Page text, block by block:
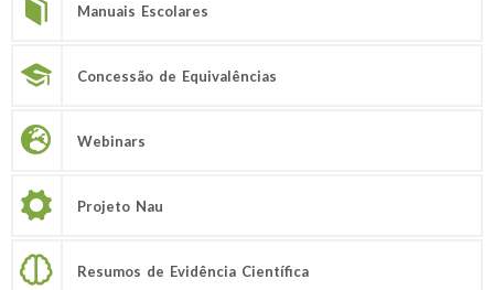
Manuais Escolares
Concessão de Equivalências
Webinars
Projeto Nau
Resumos de Evidência Científica